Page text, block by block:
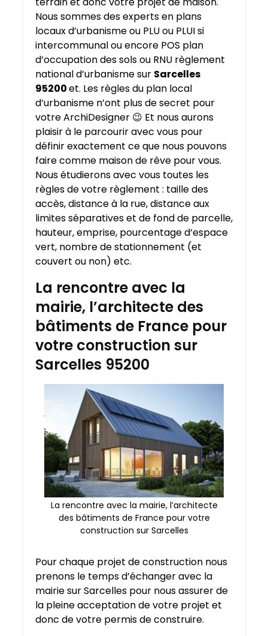
Nous sommes des experts en plans
locaux d’urbanisme ou PLU ou PLUI si
intercommunal ou encore POS plan
d’occupation des sols ou RNU règlement
national d’urbanisme sur Sarcelles
95200et. Les règles du plan local
d’urbanisme n’ont plus de secret pour
votre ArchiDesigner 😉 Et nous aurons
plaisir à le parcourir avec vous pour
définir exactement ce que nous pouvons
faire comme maison de rêve pour vous.
Nous étudierons avec vous toutes les
règles de votre règlement : taille des
accès, distance à la rue, distance aux
limites séparatives et de fond de parcelle,
hauteur, emprise, pourcentage d’espace
vert, nombre de stationnement (et
couvert ou non) etc.
La rencontre avec la
mairie, l’architecte des
bâtiments de France pour
votre construction sur
Sarcelles 95200
La rencontre avec la mairie, l’architecte
des bâtiments de France pour votre
construction sur Sarcelles
Pour chaque projet de construction nous
prenons le temps d’échanger avec la
mairie sur Sarcelles pour nous assurer de
la pleine acceptation de votre projet et
donc de votre permis de construire.